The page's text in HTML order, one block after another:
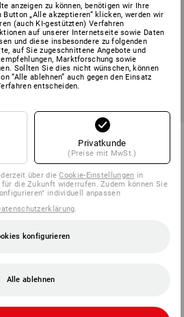
tesa-Packband 4124
Variante
ab 5,63 €
Grundpreis :0,11 €/Meter
(m. MwSt.) ab 144 Stück
anzeigen zu können, benötigen wir Ihre
„Alle akzeptieren“ klicken, werden wir
(auch KI-gestützten) Verfahren
auf unserer Internetseite sowie Daten
und diese insbesondere zu folgenden
auf Sie zugeschnittene Angebote und
Marktforschung sowie
Sollten Sie dies nicht wünschen, können
“Alle ablehnen” auch gegen den Einsatz
entscheiden.
Privatkunde
(Preise mit MwSt.)
über dieCookie-Einstellungen in
die Zukunft widerrufen. Zudem können Sie
individuell anpassen
konfigurieren
Alle ablehnen